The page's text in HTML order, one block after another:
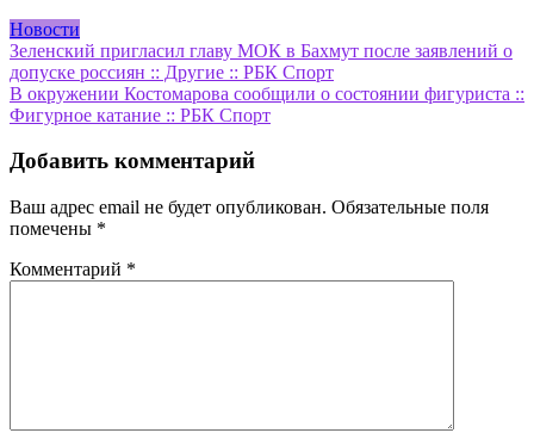
Новости
Навигация
по
записям
Зеленский пригласил главу МОК в Бахмут после заявлений о
допуске россиян :: Другие :: РБК Спорт
В окружении Костомарова сообщили о состоянии фигуриста ::
Фигурное катание :: РБК Спорт
Добавить комментарий
Ваш адрес email не будет опубликован. Обязательные поля
помечены *
Комментарий *